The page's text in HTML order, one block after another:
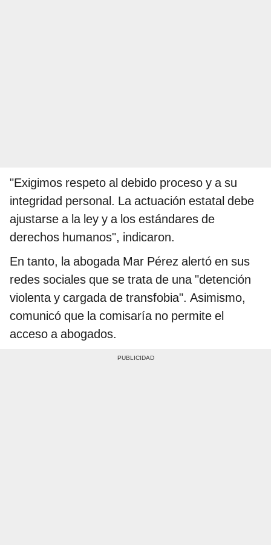
"Exigimos respeto al debido proceso y a su
integridad personal. La actuación estatal debe
ajustarse a la ley y a los estándares de
derechos humanos", indicaron.
En tanto, la abogada Mar Pérez alertó en sus
redes sociales que se trata de una "detención
violenta y cargada de transfobia". Asimismo,
comunicó que la comisaría no permite el
acceso a abogados.